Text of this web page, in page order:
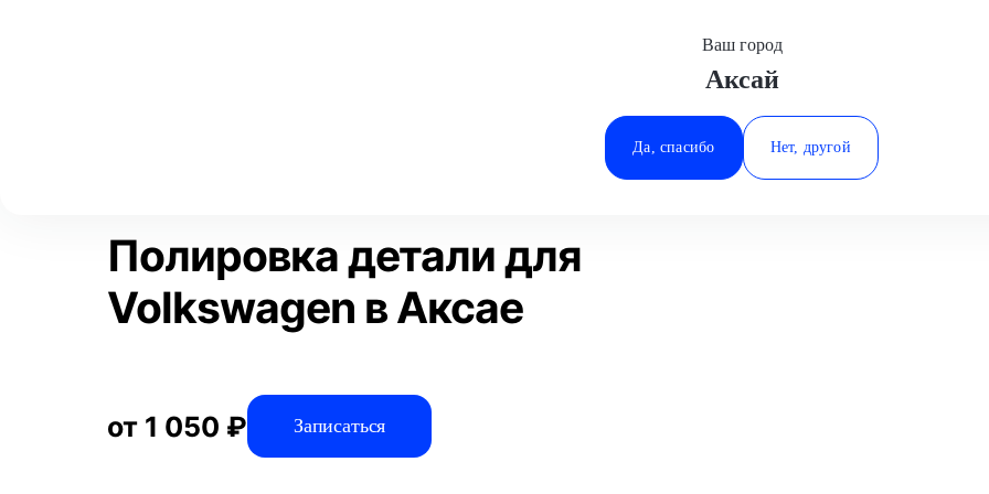
Минеральные Воды
Ростов-на-Дону
Ставрополь
Ваш город
Аксай
Да, спасибо Нет, другой
Полировка детали Volkswagen
Статьи
Полировка детали для
Volkswagen в Аксае
от 1 050 ₽ Записаться